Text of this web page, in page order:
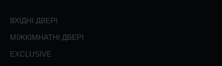
ВХІДНІ ДВЕРІ
МІЖКІМНАТНІ ДВЕРІ
EXCLUSIVE